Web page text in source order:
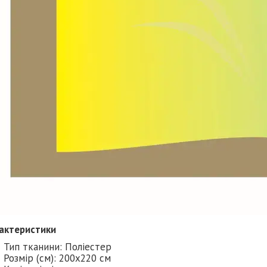
Тип тканини: Поліестер
Розмір (см): 200х220 см